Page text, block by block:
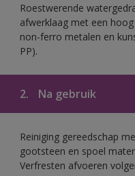
Roestwerende
afwerklaag met een
non-ferro metalen en
PP).
2. Na gebruik
Reiniging gereedschap
gootsteen en spoel
Verfresten afvoeren